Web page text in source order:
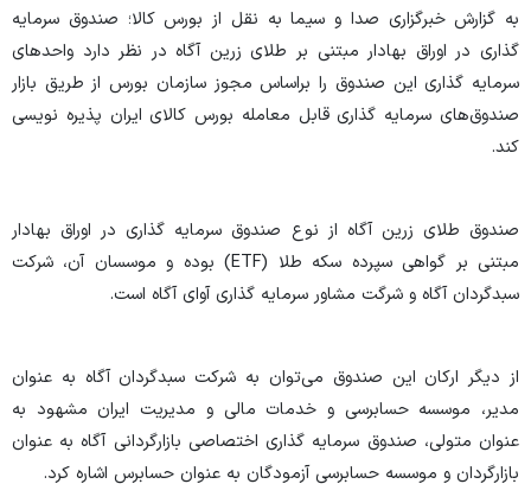
به گزارش خبرگزاری صدا و سیما به نقل از بورس کالا؛ صندوق سرمایه
گذاری در اوراق بهادار مبتنی بر طلای زرین آگاه در نظر دارد واحدهای
سرمایه گذاری این صندوق را براساس مجوز سازمان بورس از طریق بازار
صندوق‌های سرمایه گذاری قابل معامله بورس کالای ایران پذیره نویسی
کند.
صندوق طلای زرین آگاه از نوع صندوق سرمایه گذاری در اوراق بهادار
مبتنی بر گواهی سپرده سکه طلا (ETF) بوده و موسسان آن، شرکت
سبدگردان آگاه و شرگت مشاور سرمایه گذاری آوای آگاه است.
از دیگر ارکان این صندوق می‌توان به شرکت سبدگردان آگاه به عنوان
مدیر، موسسه حسابرسی و خدمات مالی و مدیریت ایران مشهود به
عنوان متولی، صندوق سرمایه گذاری اختصاصی بازارگردانی آگاه به عنوان
بازارگردان و موسسه حسابرسی آزمودگان به عنوان حسابرس اشاره کرد.